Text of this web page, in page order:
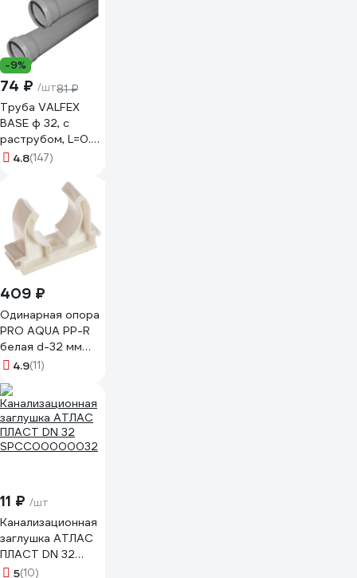
-9%
74 ₽ /шт81 ₽
Труба VALFEX
BASE ф 32, с
раструбом, L=0.5
м, внутренняя
толщина стенки
1.8 200320050
4.8(147)
409 ₽
Одинарная опора
PRO AQUA PP-R
белая d-32 мм
PA18012Pb
4.9(11)
11 ₽ /шт
Канализационная
заглушка АТЛАС
ПЛАСТ DN 32
SPCC00000032
5(10)